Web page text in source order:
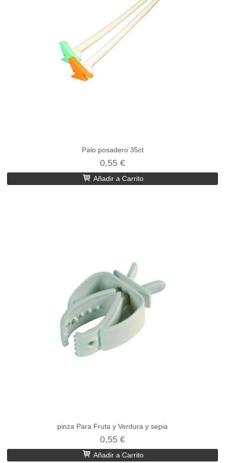
Palo posadero 35ct
0,55 €
Añadir a Carrito
pinza Para Fruta y Verdura y sepia
0,55 €
Añadir a Carrito